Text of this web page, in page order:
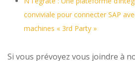
conviviale pour connecter SAP
machines « 3rd Party »
Si vous prévoyez vous joindre à